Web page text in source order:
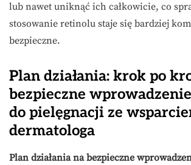
lub nawet uniknąć ich całkowicie, co
stosowanie retinolu staje się bardziej
bezpieczne.
Plan działania: krok po
bezpieczne
do pielęgnacji ze
dermatologa
Plan działania na bezpieczne